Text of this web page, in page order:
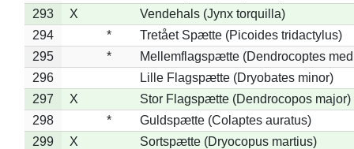
293
X
Vendehals (Jynx torquilla)
294
*
Tretået Spætte (Picoides tridactylus)
295
*
Mellemflagspætte (Dendrocoptes
296
Lille Flagspætte (Dryobates minor)
297
X
Stor Flagspætte (Dendrocopos major)
298
*
Guldspætte (Colaptes auratus)
299
X
Sortspætte (Dryocopus martius)